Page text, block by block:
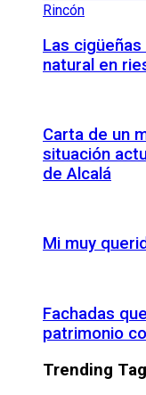
Las
natural en
Carta de un
situación
de Alcalá
Mi muy
Fachadas
patrimonio
Trending